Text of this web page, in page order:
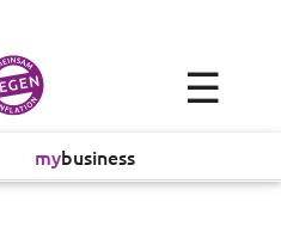
mybusiness
×
☰